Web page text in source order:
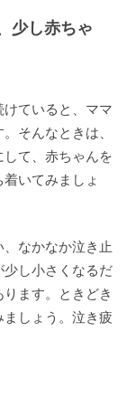
少し赤ちゃ
ていると、ママ
そんなときは、
て、赤ちゃんを
いてみましょ
なかなか泣き止
し小さくなるだ
ます。ときどき
しょう。泣き疲